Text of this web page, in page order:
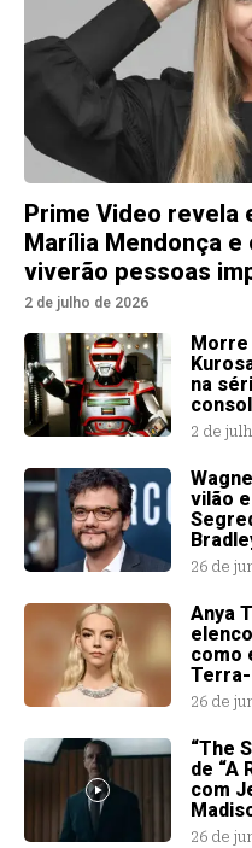
Prime Video revela
Marília Mendonça
viverão pessoas
2 de julho de 2026
Morre
na
2 de
vilão
26 de
Anya
como
26 de
“The
de “A
com
26 de